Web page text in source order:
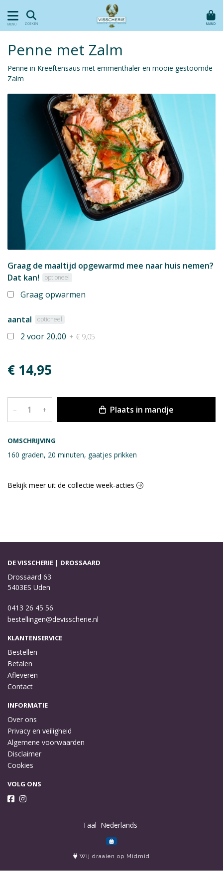
MENU ZOEKEN MAND
OMSCHRIJVING
160 graden, 20 minuten, gaatjes prikken
Penne met Zalm
Penne in Kreeftensaus met emmenthaler en mooie gestoomde
Zalm
Graag de maaltijd opgewarmd mee naar huis nemen?
Dat kan!
optioneel
Graag opwarmen
aantal optioneel
2 voor 20,00 + € 9,05
€ 14,95
– + Plaats in mandje
Bekijk meer uit de collectie week-acties
DE VISSCHERIE | DROSSAARD
Drossaard 63
5403ES Uden
0413 26 45 56
bestellingen@devisscherie.nl
KLANTENSERVICE
Bestellen
Betalen
Afleveren
Contact
INFORMATIE
Over ons
Privacy en veiligheid
Algemene voorwaarden
Disclaimer
Cookies
VOLG ONS
Taal
Wij draaien op Midmid